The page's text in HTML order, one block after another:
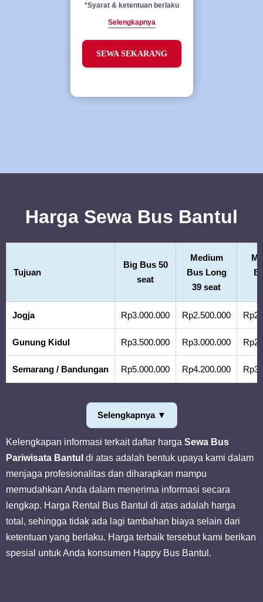
*Syarat & ketentuan berlaku
Selengkapnya
SEWA SEKARANG
Harga Sewa Bus Bantul
Tujuan
Big Bus 50
seat
Medium
Bus Long
39 seat
Jogja Rp3.000.000 Rp2.500.000
Gunung Kidul Rp3.500.000 Rp3.000.000
Semarang / Bandungan Rp5.000.000 Rp4.200.000
Selengkapnya ▼
Kelengkapan informasi terkait daftar harga Sewa Bus
Pariwisata Bantul di atas adalah bentuk upaya kami dalam
menjaga profesionalitas dan diharapkan mampu
memudahkan Anda dalam menerima informasi secara
lengkap. Harga Rental Bus Bantul di atas adalah harga
total, sehingga tidak ada lagi tambahan biaya selain dari
ketentuan yang berlaku. Harga terbaik tersebut kami berikan
spesial untuk Anda konsumen Happy Bus Bantul.